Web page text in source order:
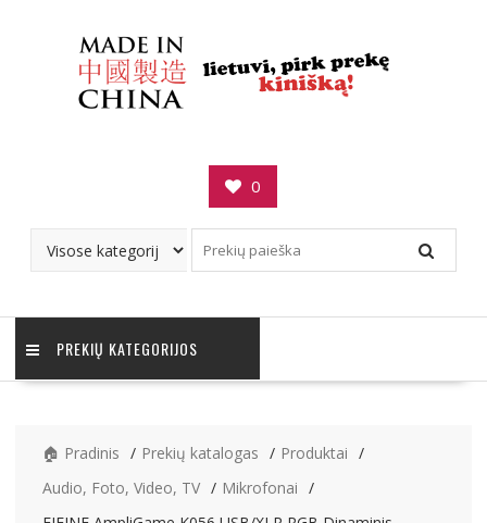
0
PREKIŲ KATEGORIJOS
🏠 Pradinis Prekių katalogas
Produktai
Audio, Foto, Video, TV
Mikrofonai